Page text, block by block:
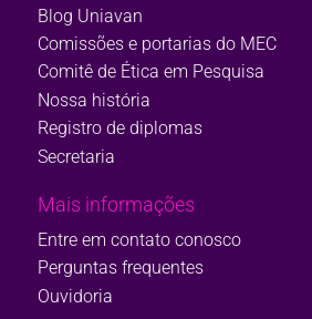
Blog Uniavan
Comissões e portarias do MEC
Comitê de Ética em Pesquisa
Nossa história
Registro de diplomas
Secretaria
Mais informações
Entre em contato conosco
Perguntas frequentes
Ouvidoria